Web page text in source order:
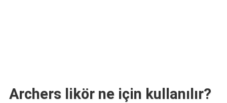
Archers likör ne için kullanılır?